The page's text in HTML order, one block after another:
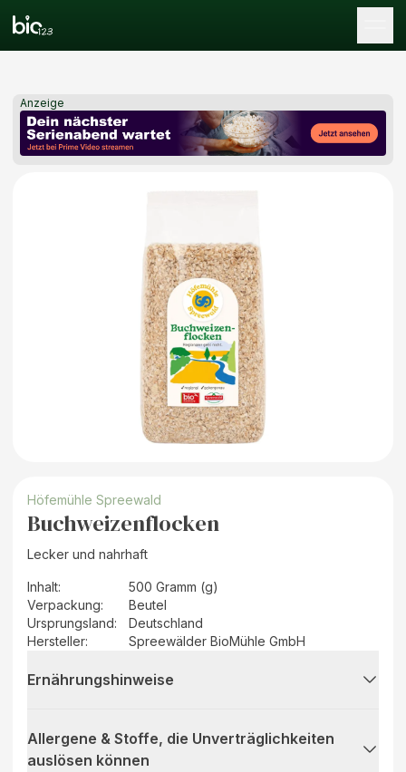
Anzeige
Höfemühle Spreewald
Buchweizenflocken
Lecker und nahrhaft
Inhalt:
500 Gramm (g)
Verpackung:
Beutel
Ursprungsland:
Deutschland
Hersteller: Spreewälder BioMühle GmbH
Ernährungshinweise
Allergene & Stoffe, die Unverträglichkeiten
auslösen können